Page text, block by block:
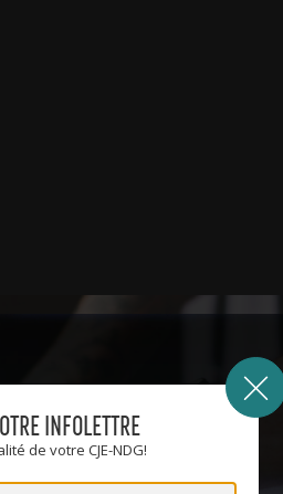
INFOLETTRE
de votre CJE-NDG!